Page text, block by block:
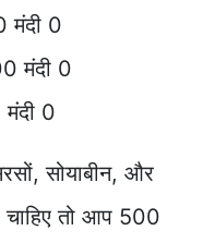
मंदी 0
मंदी 0
0
सोयाबीन, और
तो आप 500